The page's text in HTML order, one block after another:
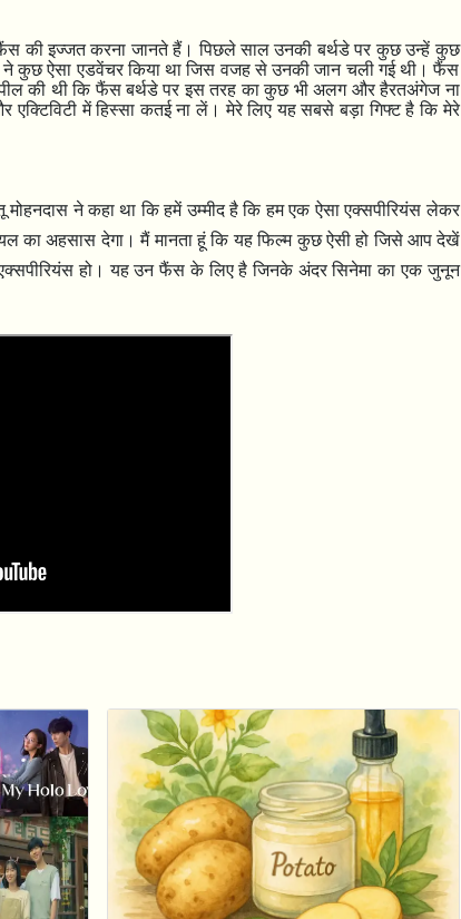
की इज्जत करना जानते हैं। पिछले साल उनकी बर्थडे पर कुछ उन्हें कुछ
कुछ ऐसा एडवेंचर किया था जिस वजह से उनकी जान चली गई थी। फैंस
की थी कि फैंस बर्थडे पर इस तरह का कुछ भी अलग और हैरतअंगेज ना
में हिस्सा कतई ना लें। मेरे लिए यह सबसे बड़ा गिफ्ट है कि मेरे
ने कहा था कि हमें उम्मीद है कि हम एक ऐसा एक्सपीरियंस लेकर
का अहसास देगा। मैं मानता हूं कि यह फिल्म कुछ ऐसी हो जिसे आप देखें
हो। यह उन फैंस के लिए है जिनके अंदर सिनेमा का एक जुनून